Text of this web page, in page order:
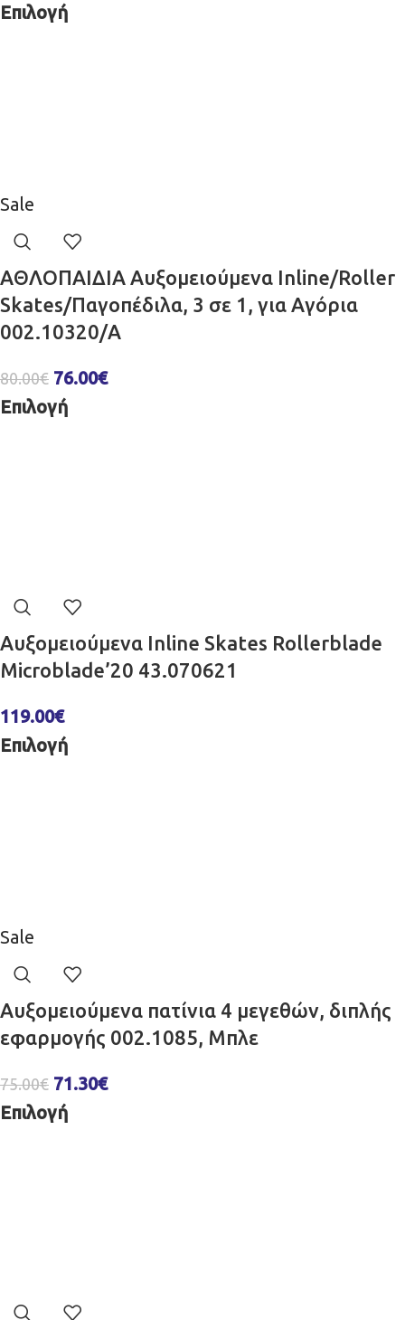
Επιλογή
Sale
ΑΘΛΟΠΑΙΔΙΑ Αυξομειούμενα Inline/Roller
Skates/Παγοπέδιλα, 3 σε 1, για Αγόρια
002.10320/A
80.00€ 76.00€
Επιλογή
Αυξομειούμενα Inline Skates Rollerblade
Microblade’20 43.070621
119.00€
Επιλογή
Sale
Αυξομειούμενα πατίνια 4 μεγεθών, διπλής
εφαρμογής 002.1085, Μπλε
75.00€ 71.30€
Επιλογή